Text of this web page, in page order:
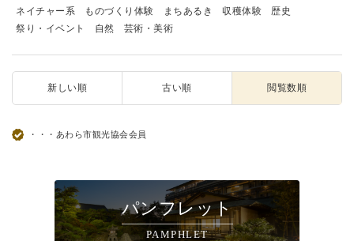
ネイチャー系
ものづくり体験 まちあるき 収穫体験
歴史
祭り・イベント
自然 芸術・美術
新しい順 古い順 閲覧数順
・・・あわら市観光協会会員
パンフレット
PAMPHLET